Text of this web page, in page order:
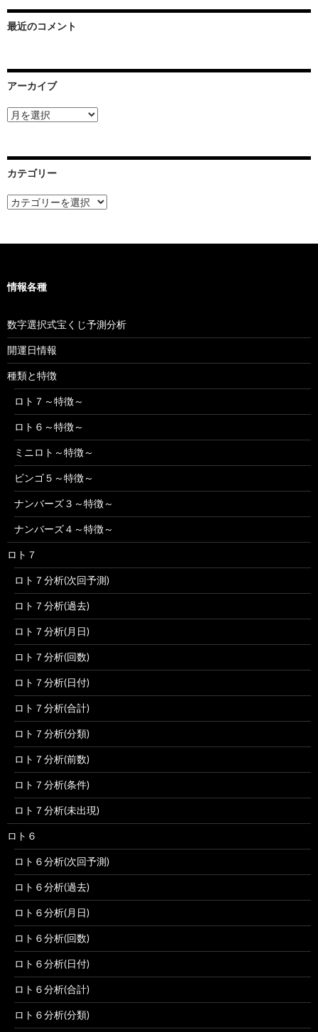
最近のコメント
アーカイブ
ア
ー
ブ
カテゴリー
カ
テ
情報各種
数字選択式宝くじ予測分析
開運日情報
種類と特徴
ロト７～特徴～
ロト６～特徴～
ミニロト～特徴～
ビンゴ５～特徴～
ナンバーズ３～特徴～
ナンバーズ４～特徴～
ロト７
ロト７分析(次回予測)
ロト７分析(過去)
ロト７分析(月日)
ロト７分析(回数)
ロト７分析(日付)
ロト７分析(合計)
ロト７分析(分類)
ロト７分析(前数)
ロト７分析(条件)
ロト７分析(未出現)
ロト６
ロト６分析(次回予測)
ロト６分析(過去)
ロト６分析(月日)
ロト６分析(回数)
ロト６分析(日付)
ロト６分析(合計)
ロト６分析(分類)